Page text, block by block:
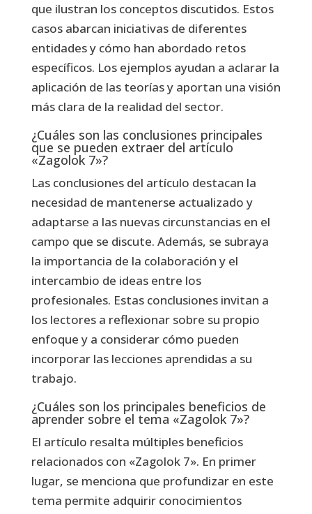
que ilustran los conceptos discutidos. Estos
casos abarcan iniciativas de diferentes
entidades y cómo han abordado retos
específicos. Los ejemplos ayudan a aclarar la
aplicación de las teorías y aportan una visión
más clara de la realidad del sector.
¿Cuáles son las conclusiones principales
que se pueden extraer del artículo
«Zagolok 7»?
Las conclusiones del artículo destacan la
necesidad de mantenerse actualizado y
adaptarse a las nuevas circunstancias en el
campo que se discute. Además, se subraya
la importancia de la colaboración y el
intercambio de ideas entre los
profesionales. Estas conclusiones invitan a
los lectores a reflexionar sobre su propio
enfoque y a considerar cómo pueden
incorporar las lecciones aprendidas a su
trabajo.
¿Cuáles son los principales beneficios de
aprender sobre el tema «Zagolok 7»?
El artículo resalta múltiples beneficios
relacionados con «Zagolok 7». En primer
lugar, se menciona que profundizar en este
tema permite adquirir conocimientos